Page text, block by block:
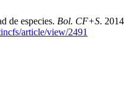
de especies. Bol. CF+S.
article/view/2491